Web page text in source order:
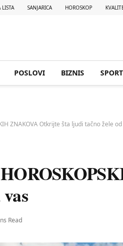
LISTA SANJARICA HOROSKOP
POSLOVI BIZNIS SPORT
ZNAKOVA Otkrijte šta ljudi tačno žele
Read